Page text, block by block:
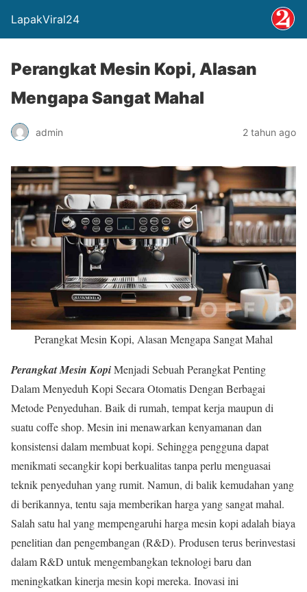
LapakViral24
Perangkat Mesin Kopi, Alasan
Mengapa Sangat Mahal
admin 2 tahun ago
Perangkat Mesin Kopi, Alasan Mengapa Sangat Mahal
Perangkat Mesin KopiMenjadi Sebuah Perangkat Penting
Dalam Menyeduh Kopi Secara Otomatis Dengan Berbagai
Metode Penyeduhan. Baik di rumah, tempat kerja maupun di
suatu coffe shop. Mesin ini menawarkan kenyamanan dan
konsistensi dalam membuat kopi. Sehingga pengguna dapat
menikmati secangkir kopi berkualitas tanpa perlu menguasai
teknik penyeduhan yang rumit. Namun, di balik kemudahan yang
di berikannya, tentu saja memberikan harga yang sangat mahal.
Salah satu hal yang mempengaruhi harga mesin kopi adalah biaya
penelitian dan pengembangan (R&D). Produsen terus berinvestasi
dalam R&D untuk mengembangkan teknologi baru dan
meningkatkan kinerja mesin kopi mereka. Inovasi ini